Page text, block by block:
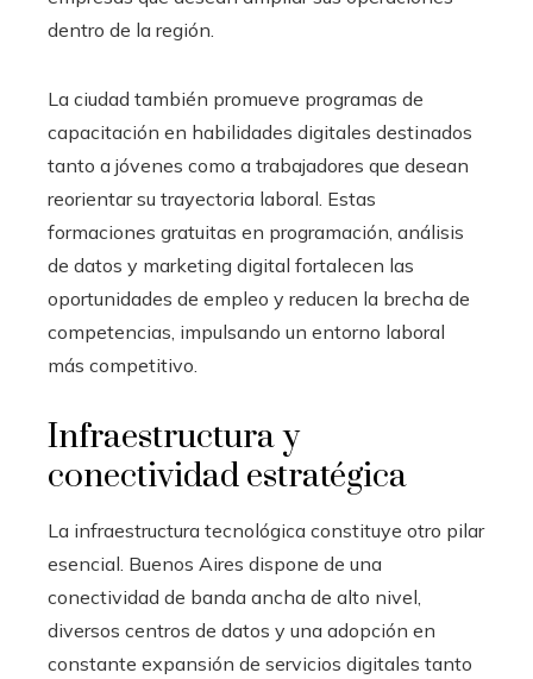
dentro de la región.
La ciudad también promueve programas de
capacitación en habilidades digitales destinados
tanto a jóvenes como a trabajadores que desean
reorientar su trayectoria laboral. Estas
formaciones gratuitas en programación, análisis
de datos y marketing digital fortalecen las
oportunidades de empleo y reducen la brecha de
competencias, impulsando un entorno laboral
más competitivo.
Infraestructura y
conectividad estratégica
La infraestructura tecnológica constituye otro pilar
esencial. Buenos Aires dispone de una
conectividad de banda ancha de alto nivel,
diversos centros de datos y una adopción en
constante expansión de servicios digitales tanto